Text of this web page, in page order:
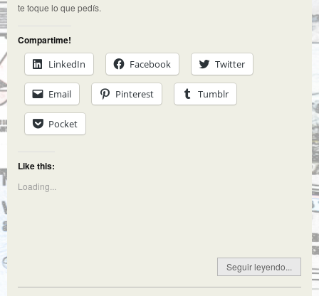
te toque lo que pedís.
Compartime!
LinkedIn
Facebook Twitter
Email Pinterest Tumblr
Pocket
Like this:
Loading...
Seguir leyendo...